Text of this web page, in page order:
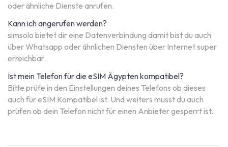
oder ähnliche Dienste anrufen.
Kann ich angerufen werden?
simsolo bietet dir eine Datenverbindung damit bist du auch
über Whatsapp oder ähnlichen Diensten über Internet super
erreichbar.
Ist mein Telefon für die eSIM Ägypten kompatibel?
Bitte prüfe in den Einstellungen deines Telefons ob dieses
auch für eSIM Kompatibel ist. Und weiters musst du auch
prüfen ob dein Telefon nicht für einen Anbieter gesperrt ist.